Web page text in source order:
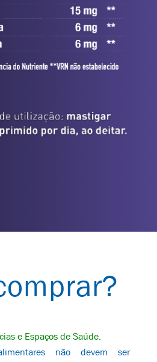
e Espaços de Saúde.
não devem ser